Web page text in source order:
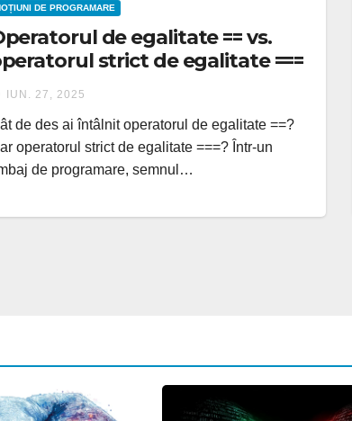
DE PROGRAMARE
de egalitate == vs.
strict de egalitate ===
IUN. 27, 2025
de des ai întâlnit operatorul de egalitate ==?
operatorul strict de egalitate ===? Într-un
de programare, semnul…